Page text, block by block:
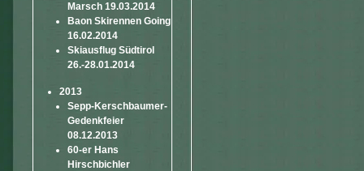
Marsch 19.03.2014
Baon Skirennen Going
16.02.2014
Skiausflug Südtirol
26.-28.01.2014
2013
Sepp-Kerschbaumer-
Gedenkfeier
08.12.2013
60-er Hans
Hirschbichler